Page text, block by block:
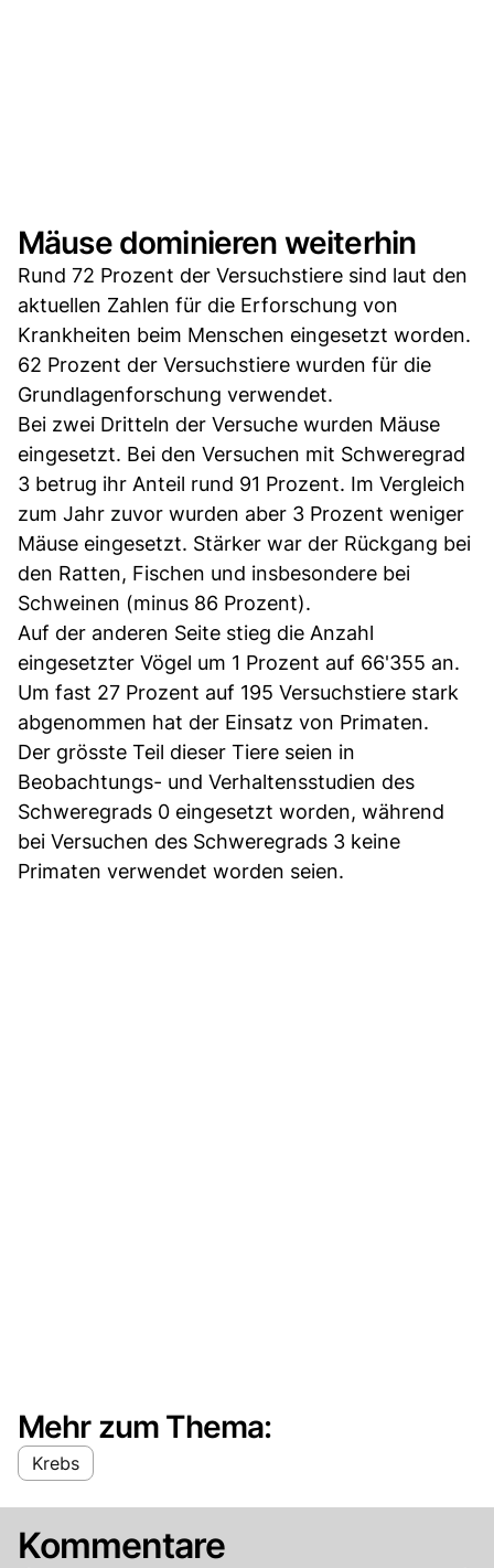
Mäuse dominieren weiterhin
Rund 72 Prozent der Versuchstiere sind laut den
aktuellen Zahlen für die Erforschung von
Krankheiten beim Menschen eingesetzt worden.
62 Prozent der Versuchstiere wurden für die
Grundlagenforschung verwendet.
Bei zwei Dritteln der Versuche wurden Mäuse
eingesetzt. Bei den Versuchen mit Schweregrad
3 betrug ihr Anteil rund 91 Prozent. Im Vergleich
zum Jahr zuvor wurden aber 3 Prozent weniger
Mäuse eingesetzt. Stärker war der Rückgang bei
den Ratten, Fischen und insbesondere bei
Schweinen (minus 86 Prozent).
Auf der anderen Seite stieg die Anzahl
eingesetzter Vögel um 1 Prozent auf 66'355 an.
Um fast 27 Prozent auf 195 Versuchstiere stark
abgenommen hat der Einsatz von Primaten.
Der grösste Teil dieser Tiere seien in
Beobachtungs- und Verhaltensstudien des
Schweregrads 0 eingesetzt worden, während
bei Versuchen des Schweregrads 3 keine
Primaten verwendet worden seien.
Mehr zum Thema:
Krebs
Kommentare